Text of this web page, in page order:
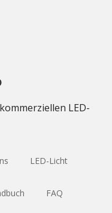
LED-
LED-Licht
FAQ